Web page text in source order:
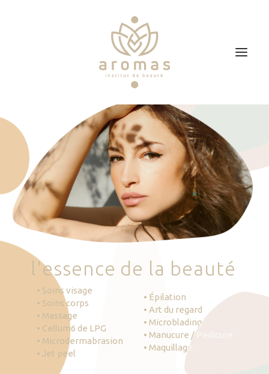
Soins
Je veux faire un bon cadeau
Plan d’accès
Prendre RDV
'essence de la beauté
• Soins visage
• Soins corps
• Massage
• Cellum6 de LPG
• Microdermabrasion
• Jet peel
• Épilation
• Art du regard
• Microblading
• Manucure / Pédicure
• Maquillage